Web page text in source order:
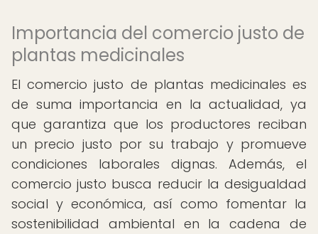
Importancia del comercio justo de
plantas medicinales
El comercio justo de plantas medicinales es
de suma importancia en la actualidad, ya
que garantiza que los productores reciban
un precio justo por su trabajo y promueve
condiciones laborales dignas. Además, el
comercio justo busca reducir la desigualdad
social y económica, así como fomentar la
sostenibilidad ambiental en la cadena de